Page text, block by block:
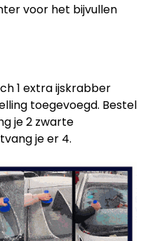
voor het bijvullen
1 extra ijskrabber
toegevoegd. Bestel
je 2 zwarte
je er 4.